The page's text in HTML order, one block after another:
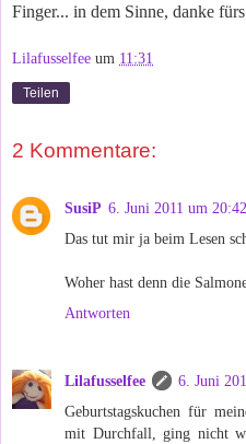
Finger... in dem Sinne, danke
Lilafusselfee um 11:31
Teilen
2 Kommentare:
SusiP 6. Juni 2011 um 20:42
Das tut mir ja beim Lesen
Woher hast denn die
Antworten
Lilafusselfee
6. Juni
Geburtstagskuchen für
mit Durchfall, ging nicht